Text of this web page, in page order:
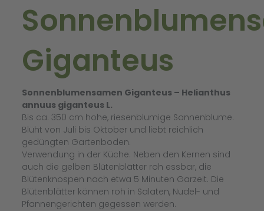
Giganteus
Sonnenblumensamen Giganteus – Helianthus
annuus giganteus L.
Bis ca. 350 cm hohe, riesenblumige Sonnenblume.
Blüht von Juli bis Oktober und liebt reichlich
gedüngten Gartenboden.
Verwendung in der Küche: Neben den Kernen sind
auch die gelben Blütenblätter roh essbar, die
Blütenknospen nach etwa 5 Minuten Garzeit. Die
Blütenblätter können roh in Salaten, Nudel- und
Pfannengerichten gegessen werden.